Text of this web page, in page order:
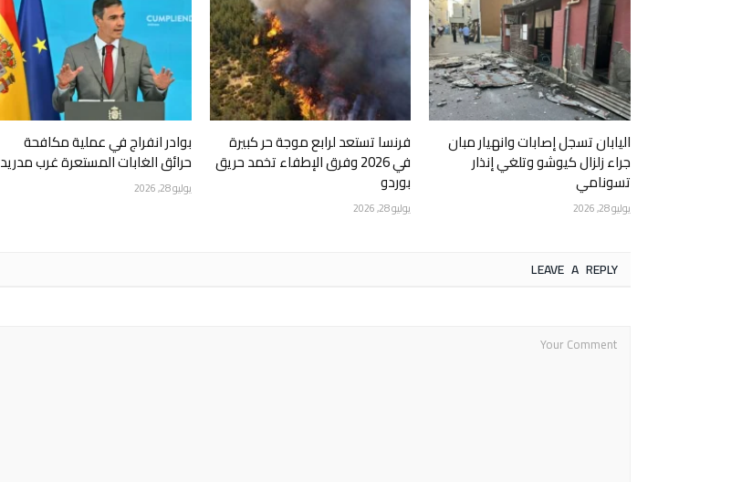
اليابان تسجل إصابات وانهيار مبان
جراء زلزال كيوشو وتلغي إنذار
تسونامي
يوليو 28, 2026
فرنسا تستعد لرابع موجة حر كبيرة
في 2026 وفرق الإطفاء تخمد حريق
بوردو
يوليو 28, 2026
بوادر انفراج في عملية مكافحة
حرائق الغابات المستعرة غرب مدريد
يوليو 28, 2026
LEAVE A REPLY